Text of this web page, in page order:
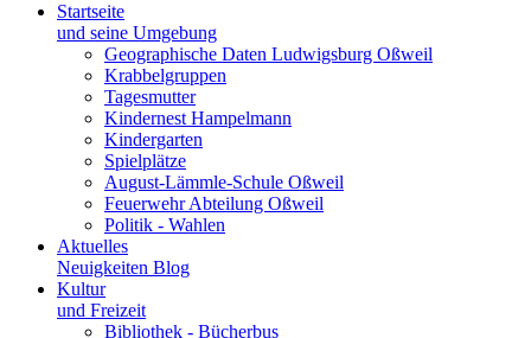
Startseite
und seine Umgebung
Geographische Daten Ludwigsburg Oßweil
Krabbelgruppen
Tagesmutter
Kindernest Hampelmann
Kindergarten
Spielplätze
August-Lämmle-Schule Oßweil
Feuerwehr Abteilung Oßweil
Politik - Wahlen
Aktuelles
Neuigkeiten Blog
Kultur
und Freizeit
Bibliothek - Bücherbus